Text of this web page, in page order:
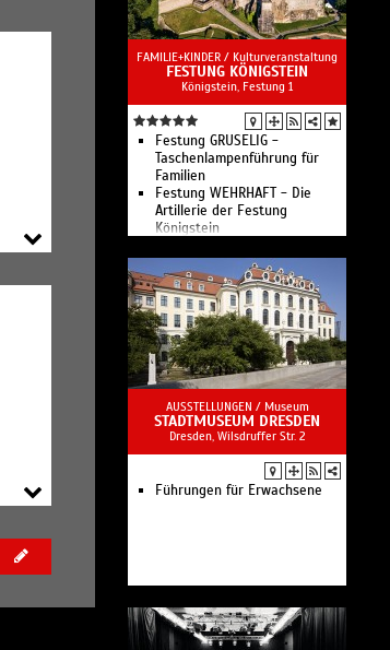
FAMILIE+KINDER / Kulturveranstaltung
FESTUNG KÖNIGSTEIN
Königstein, Festung 1
Festung GRUSELIG -
Taschenlampenführung für
Familien
Festung WEHRHAFT - Die
Artillerie der Festung
Königstein
Humorvolle Einblicke in den
Festungsalltag
Festung ANRÜCHIG - Wo der
König zu Fuß hingeht
Sonnenaufgangsfotografie
AUSSTELLUNGEN / Museum
STADTMUSEUM DRESDEN
Dresden, Wilsdruffer Str. 2
Führungen für Erwachsene